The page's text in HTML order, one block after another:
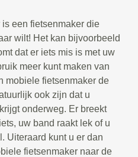
een fietsenmaker die
wilt! Het kan bijvoorbeeld
dat er iets mis is met uw
meer kunt maken van
mobiele fietsenmaker de
ook zijn dat u
onderweg. Er breekt
uw band raakt lek of u
Uiteraard kunt u er dan
fietsenmaker naar de